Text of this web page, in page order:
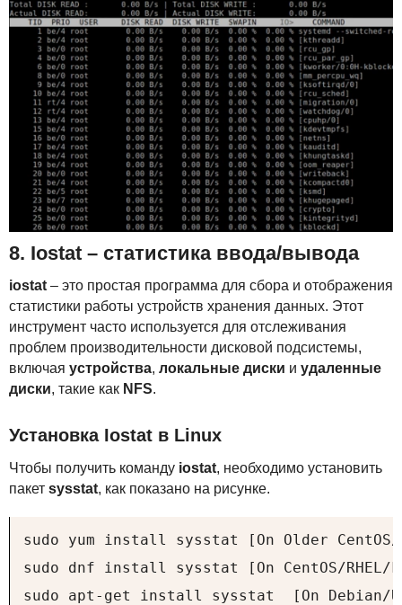
8. Iostat – статистика ввода/вывода
iostat – это простая программа для сбора и отображения
статистики работы устройств хранения данных. Этот
инструмент часто используется для отслеживания
проблем производительности дисковой подсистемы,
включая устройства, локальные диски и удаленные
диски, такие как NFS.
Установка Iostat в Linux
Чтобы получить команду iostat, необходимо установить
пакет sysstat, как показано на рисунке.
sudo yum install sysstat [On Older CentOS/
sudo dnf install sysstat [On CentOS/RHEL/
sudo apt-get install sysstat  [On Debian/